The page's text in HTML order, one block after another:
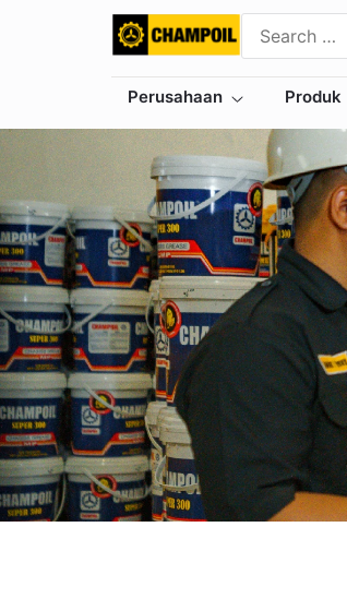
Perusahaan Produk